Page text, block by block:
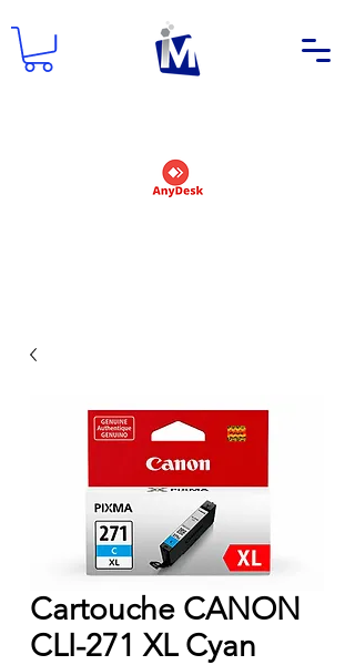
Cartouche CANON
CLI-271 XL Cyan